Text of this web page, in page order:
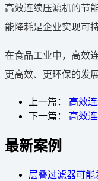
高效连续压滤机的节
能降耗是企业实现可
在食品工业中，高效
更高效、更环保的发
上一篇： 高效
下一篇： 高效
最新案例
层叠过滤器可